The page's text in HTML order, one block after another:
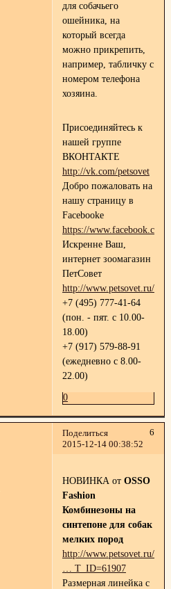
для собачьего
ошейника, на
который всегда
можно прикрепить,
например, табличку с
номером телефона
хозяина.
Присоединяйтесь к
нашей группе
ВКОНТАКТЕ
http://vk.com/petsovet
Добро пожаловать на
нашу страницу в
Facebooke
https://
Искренне Ваш,
интернет зоомагазин
ПетСовет
http://www.petsovet.ru/
+7 (495) 777-41-64
(пон. - пят. с 10.00-
18.00)
+7 (917) 579-88-91
(ежедневно с 8.00-
22.00)
0
Поделиться
6
2015-12-14 00:38:52
НОВИНКА от OSSO
Fashion
Комбинезоны на
синтепоне для собак
мелких пород
http://www.petsovet.ru/
… T_ID=61907
Размерная линейка с